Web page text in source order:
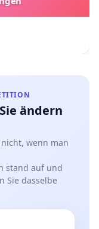
ändern
wenn man
stand auf und
Sie dasselbe